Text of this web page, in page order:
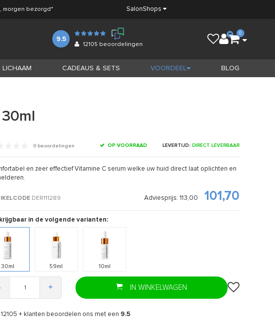
morgen bezorgd* SalonShops
9.5
12105 beoordelingen
0
LICHAAM CADEAUS & SETS VOORDEEL BLOG
0 beoordelingen OP VOORRAAD LEVERTIJD: DIRECT LEVERBAAR
en zeer effectief Vitamine C serum welke uw huid direct laat oplichten en
DER111289 Adviesprijs: 113,00 101,70
in de volgende varianten:
30ml 59ml 10ml
+ IN WINKELWAGEN
12105 + klanten beoordelen ons met een 9.5